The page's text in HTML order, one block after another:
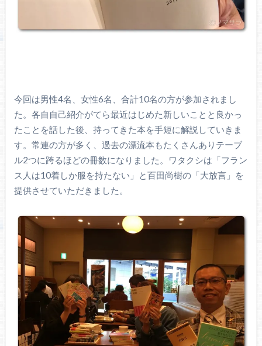
今回は男性4名、女性6名、合計10名の方が参加されまし
た。各自自己紹介がてら最近はじめた新しいことと良かっ
たことを話した後、持ってきた本を手短に解説していきま
す。常連の方が多く、過去の漂流本もたくさんありテーブ
ル2つに跨るほどの冊数になりました。ワタクシは「フラン
ス人は10着しか服を持たない」と百田尚樹の「大放言」を
提供させていただきました。